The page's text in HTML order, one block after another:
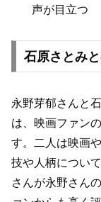
声が目立つ
石原さとみ
永野芽郁さんと
は、映画ファン
す。二人は映画
技や人柄につい
さんが永野さん